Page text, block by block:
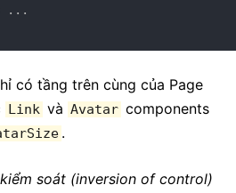
...
có tầng trên cùng của Page
Link và Avatar components
.
soát (inversion of control)